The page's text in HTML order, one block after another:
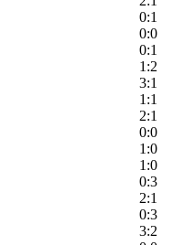
0:1
0:0
0:1
1:2
3:1
1:1
2:1
0:0
1:0
1:0
0:3
2:1
0:3
3:2